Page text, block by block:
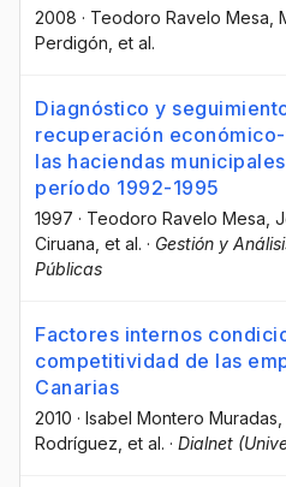
2008 · Teodoro Ravelo Mesa
Perdigón , et al.
Diagnóstico y
recuperación
las haciendas
período 1992-1995
1997 · Teodoro Ravelo Mesa ,
Ciruana , et al. · Gestión y
Públicas
Factores internos
competitividad de las
Canarias
2010 · Isabel Montero Muradas
Rodríguez , et al. · Dialnet